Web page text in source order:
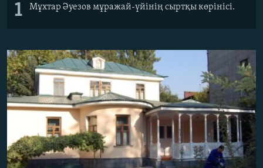
1 Мұхтар Әуезов мұражай-үйінің сыртқы көрінісі.